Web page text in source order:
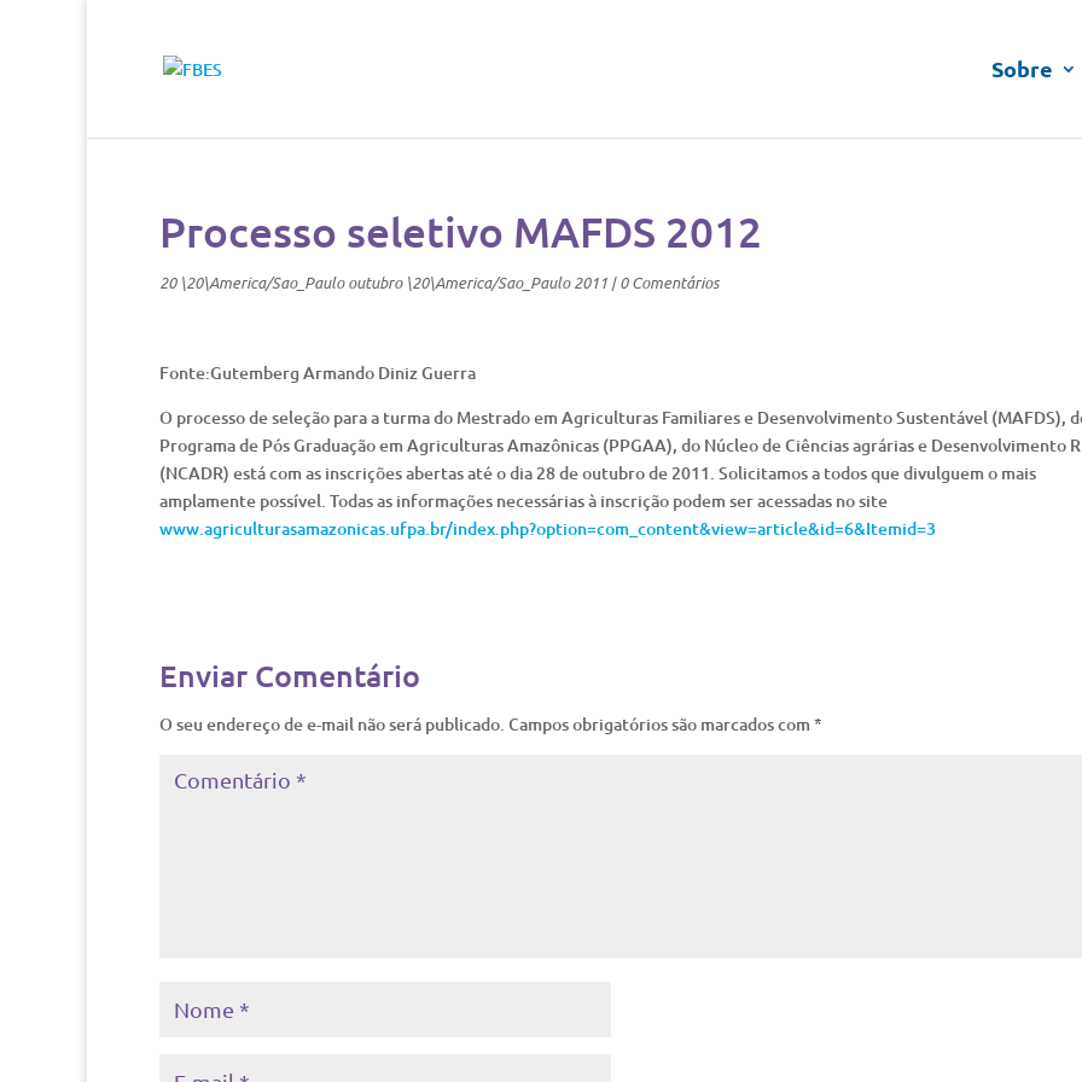
Sobre
Processo seletivo MAFDS 2012
20 \20\America/Sao_Paulo outubro \20\America/Sao_Paulo 2011 |0 Comentários
Fonte:Gutemberg Armando Diniz Guerra
O processo de seleção para a turma do Mestrado em Agriculturas Familiares e Desenvolvimento Sustentável (MAFDS),
Programa de Pós Graduação em Agriculturas Amazônicas (PPGAA), do Núcleo de Ciências agrárias e Desenvolvimento
(NCADR) está com as inscrições abertas até o dia 28 de outubro de 2011. Solicitamos a todos que divulguem o mais
amplamente possível. Todas as informações necessárias à inscrição podem ser acessadas no site
www.agriculturasamazonicas.ufpa.br/index.php?option=com_content&view=article&id=6&Itemid=3
Enviar Comentário
O seu endereço de e-mail não será publicado. Campos obrigatórios são marcados com *